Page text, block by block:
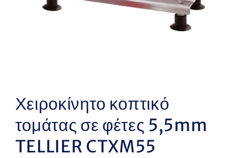
1
στο
βοηθητικό
Χειροκίνητο κοπτικό
τομάτας σε φέτες 5,5mm
TELLIER CTXM55